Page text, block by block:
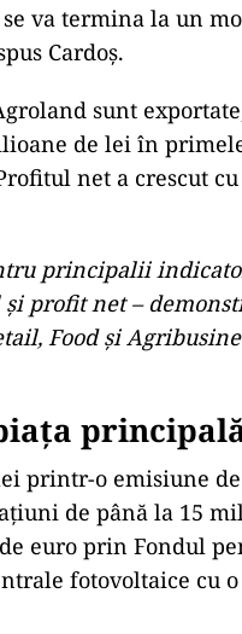
va termina la un
Cardoș.
sunt
de lei în
net a crescut
principalii
profit net –
Food și
printr-o emisiune
de până la 15
euro prin Fondul
fotovoltaice cu